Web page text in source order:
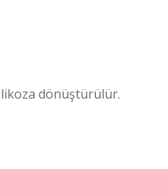
dönüştürülür.